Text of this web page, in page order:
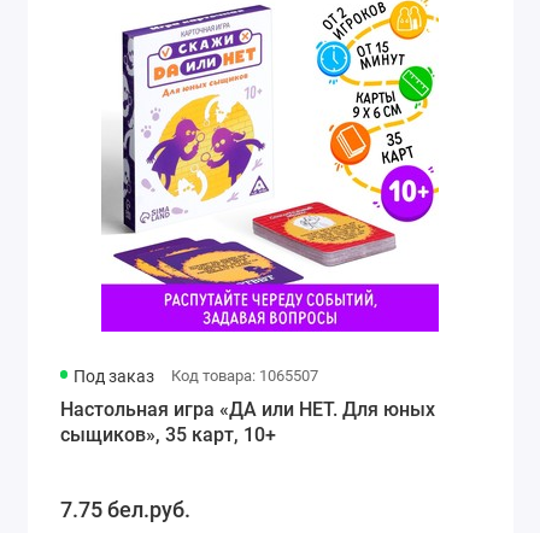
Под заказ Код товара: 1065507
Настольная игра «ДА или НЕТ. Для юных
сыщиков», 35 карт, 10+
7.75 бел.руб.